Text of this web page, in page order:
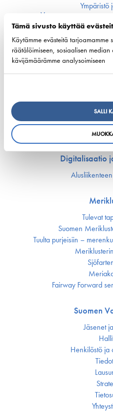
Tämä sivusto käyttää
Käytämme evästeitä tarjoamamme
räätälöimiseen, sosiaalisen median
kävijämäärämme analysoimiseen
SALLI
Ympäristö
Varustamot panostavat
ympäristöystävällisiin
Työmarkkinat
Miehitys ja
Suomen
Merenkulun
Ship Happens: Tutustu
Digitalisaatio
Tulevat
Suomen
Tuulta purjeisiin –
Fairway Forward
Suomen
Jäsenet
Henkilöstö ja